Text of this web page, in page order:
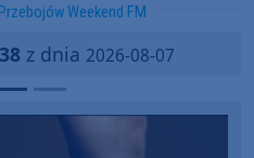
Weekend FM
z dnia 2026-08-07